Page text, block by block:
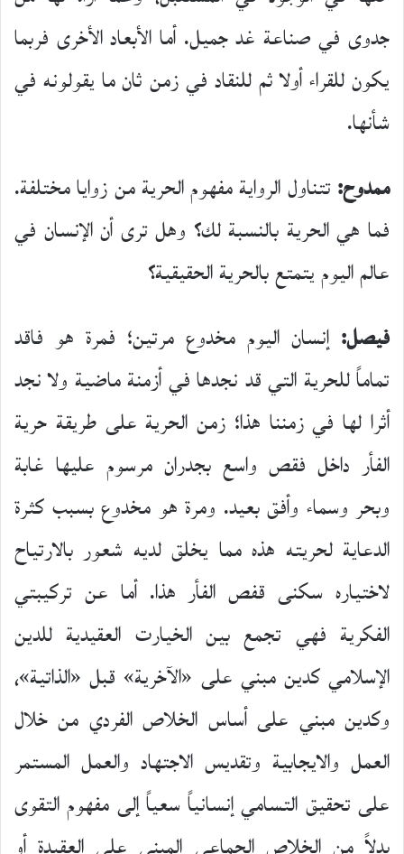
جدوى في صناعة غد جميل. أما الأبعاد الأخرى فربما
يكون للقراء أولا ثم للنقاد في زمن ثان ما يقولونه في
شأنها.
ممدوح:تتناول الرواية مفهوم الحرية من زوايا مختلفة.
فما هي الحرية بالنسبة لك؟ وهل ترى أن الإنسان في
عالم اليوم يتمتع بالحرية الحقيقية؟
فيصل: إنسان اليوم مخدوع مرتين؛ فمرة هو فاقد
تماماً للحرية التي قد نجدها في أزمنة ماضية ولا نجد
أثرا لها في زمننا هذا؛ زمن الحرية على طريقة حرية
الفأر داخل فقص واسع بجدران مرسوم عليها غابة
وبحر وسماء وأفق بعيد. ومرة هو مخدوع بسبب كثرة
الدعاية لحريته هذه مما يخلق لديه شعور بالارتياح
لاختياره سكنى قفص الفأر هذا. أما عن تركيبتي
الفكرية فهي تجمع بين الخيارت العقيدية للدين
الإسلامي كدين مبني على «الآخرية» قبل «الذاتية»،
وكدين مبني على أساس الخلاص الفردي من خلال
العمل والايجابية وتقديس الاجتهاد والعمل المستمر
على تحقيق التسامي إنسانياً سعياً إلى مفهوم التقوى